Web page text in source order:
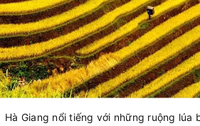
Hà Giang nổi tiếng với những ruộng lúa